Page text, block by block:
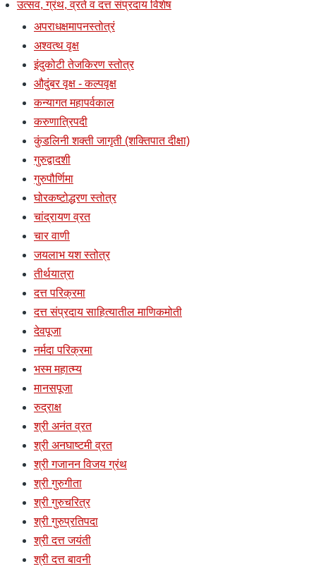
उत्सव, ग्रंथ, व्रते व दत्त संप्रदाय विशेष
अपराधक्षमापनस्तोत्रं
अश्वत्थ वृक्ष
इंदुकोटी तेजकिरण स्तोत्र
औदुंबर वृक्ष - कल्पवृक्ष
कन्यागत महापर्वकाल
करुणात्रिपदी
कुंडलिनी शक्ती जागृती (शक्तिपात दीक्षा)
गुरुद्वादशी
गुरुपौर्णिमा
घोरकष्टोद्धरण स्तोत्र
चांद्रायण व्रत
चार वाणी
जयलाभ यश स्तोत्र
तीर्थयात्रा
दत्त परिक्रमा
दत्त संप्रदाय साहित्यातील माणिकमोती
देवपूजा
नर्मदा परिक्रमा
भस्म महात्म्य
मानसपूजा
रुद्राक्ष
श्री अनंत व्रत
श्री अनघाष्टमी व्रत
श्री गजानन विजय ग्रंथ
श्री गुरुगीता
श्री गुरुचरित्र
श्री गुरुप्रतिपदा
श्री दत्त जयंती
श्री दत्त बावनी